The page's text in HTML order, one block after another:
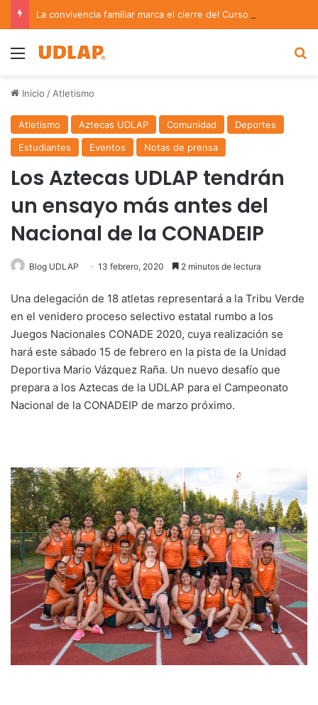
Menu
Inicio / Atletismo
Atletismo Aztecas UDLAP Comunidad
Deportes
Estudiantes
Eventos Notas de prensa
Los Aztecas UDLAP tendrán
un ensayo más antes del
Nacional de la CONADEIP
Blog UDLAP 13 febrero, 2020 2 minutos de lectura
Una delegación de 18 atletas representará a la Tribu Verde
en el venidero proceso selectivo estatal rumbo a los
Juegos Nacionales CONADE 2020, cuya realización se
hará este sábado 15 de febrero en la pista de la Unidad
Deportiva Mario Vázquez Raña. Un nuevo desafío que
prepara a los Aztecas de la UDLAP para el Campeonato
Nacional de la CONADEIP de marzo próximo.